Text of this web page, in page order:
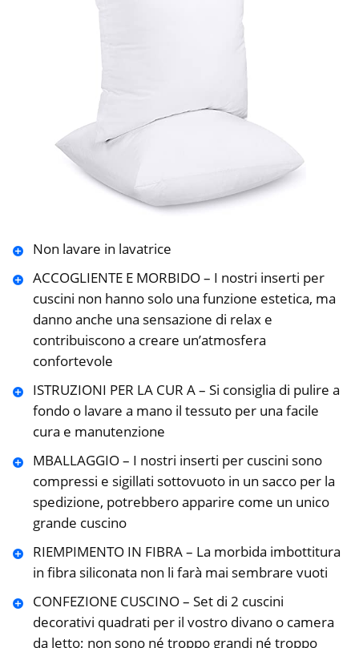
Non lavare in lavatrice
ACCOGLIENTE E MORBIDO – I nostri inserti per
cuscini non hanno solo una funzione estetica, ma
danno anche una sensazione di relax e
contribuiscono a creare un’atmosfera
confortevole
ISTRUZIONI PER LA CUR A – Si consiglia di pulire a
fondo o lavare a mano il tessuto per una facile
cura e manutenzione
MBALLAGGIO – I nostri inserti per cuscini sono
compressi e sigillati sottovuoto in un sacco per la
spedizione, potrebbero apparire come un unico
grande cuscino
RIEMPIMENTO IN FIBRA – La morbida imbottitura
in fibra siliconata non li farà mai sembrare vuoti
CONFEZIONE CUSCINO – Set di 2 cuscini
decorativi quadrati per il vostro divano o camera
da letto; non sono né troppo grandi né troppo